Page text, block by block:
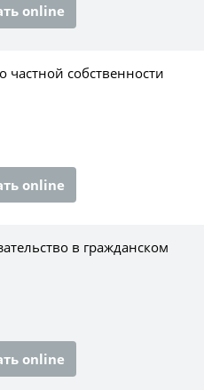
online
собственности
online
в гражданском
online